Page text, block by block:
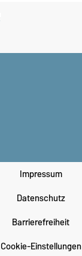
Impressum
Datenschutz
Barrierefreiheit
Cookie-Einstellungen